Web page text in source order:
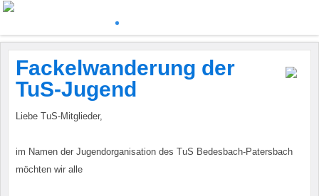
Fackelwanderung der
TuS-Jugend
Liebe TuS-Mitglieder,
im Namen der Jugendorganisation des TuS Bedesbach-Patersbach
möchten wir alle